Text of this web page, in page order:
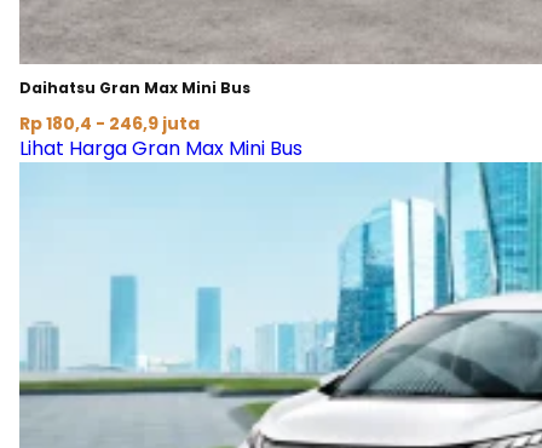
Daihatsu Gran Max Mini Bus
Rp 180,4 - 246,9 juta
Lihat Harga Gran Max Mini Bus